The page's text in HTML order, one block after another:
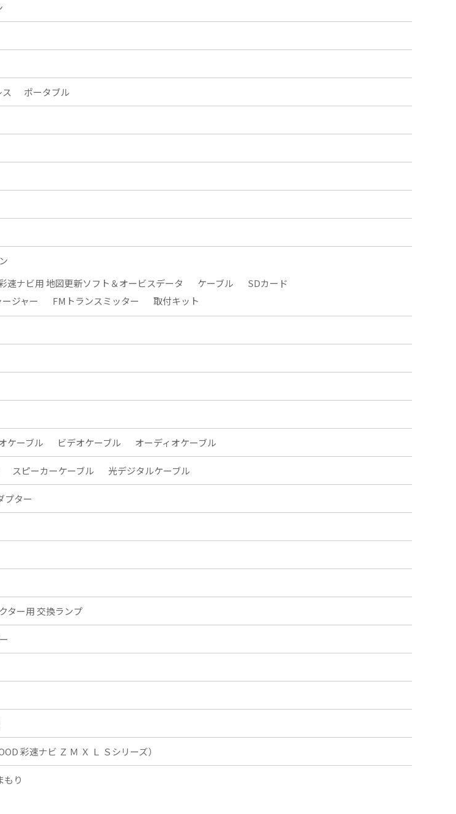
ポータブル
速ナビ用 地図更新ソフト＆オービスデータ ケーブル
SDカード
ジャー
FMトランスミッター 取付キット
ケーブル ビデオケーブル オーディオケーブル
スピーカーケーブル 光デジタルケーブル
プター
ター用 交換ランプ
彩速ナビ Ｚ Ｍ Ｘ Ｌ Ｓシリーズ）
もり